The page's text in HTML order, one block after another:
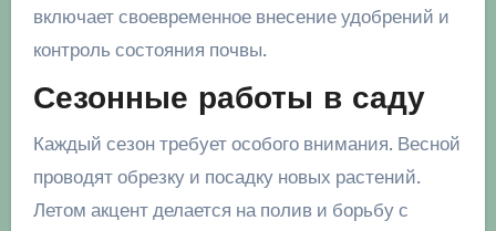
включает своевременное внесение удобрений и
контроль состояния почвы.
Сезонные работы в саду
Каждый сезон требует особого внимания. Весной
проводят обрезку и посадку новых растений.
Летом акцент делается на полив и борьбу с